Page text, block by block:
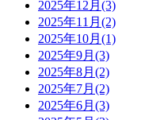
2025年12月(3)
2025年11月(2)
2025年10月(1)
2025年9月(3)
2025年8月(2)
2025年7月(2)
2025年6月(3)